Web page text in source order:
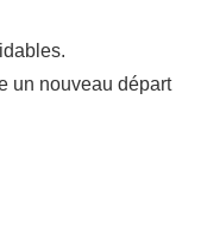
un nouveau départ